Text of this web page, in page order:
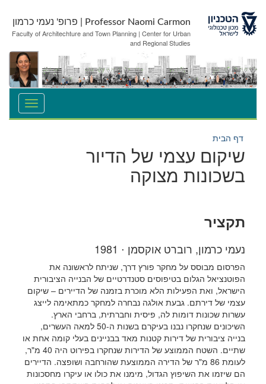
לתוכן
לניווט
Professor Naomi Carmon | פרופ' נעמי כרמון
Faculty of Architechture and Town Planning | Center for Urban
and Regional Studies
דף הבית
שיקום עצמי של הדיור
בשכונות מצוקה
תקציר
נעמי כרמון, רוברט אוקסמן ⋅ 1981
הפרסום מבוסס על מחקר פורץ דרך, שניתח לראשונה את
הפוטנציאל הגלום בטיפוסים סטנדרטיים של הבנייה הציבורית
הישראל, ואת הפעילות הלא מוכרת בזמנה של הדיירים – שיקום
עצמי של דירתם. גבעת אולגה נבחרה למחקר כמתאימה לייצג
עשרות שכונות דומות לה, פיסית וחברתית, ברחבי הארץ.
השיכונים שנחקרו נבנו בעיקרם בשנות ה-50 למאה העשרים,
בנייה ציבורית של דירות קטנות מאד בבניינים בעלי קומה אחת או
שתיים. השטח הממוצע של הדירות שנחקרו בפירוט היה 40 מ"ר,
לעומת 86 מ"ר של הדירה הממוצעת שהורחבה ושופצה. הדיירים
הם שיזמו את השיפוץ הגדול, מימנו את כולו או עיקרו מחסכונות